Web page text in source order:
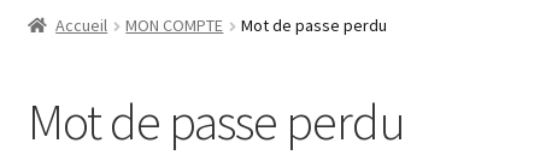
AVERTISSEUR SONORE
Accueil MON COMPTE Mot de passe perdu
Mot de passe perdu